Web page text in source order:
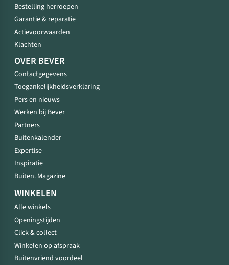
Bestelling herroepen
Garantie & reparatie
Actievoorwaarden
Klachten
OVER BEVER
Contactgegevens
Toegankelijkheidsverklaring
Pers en nieuws
Werken bij Bever
Partners
Buitenkalender
Expertise
Inspiratie
Buiten. Magazine
WINKELEN
Alle winkels
Openingstijden
Click & collect
Winkelen op afspraak
Buitenvriend voordeel